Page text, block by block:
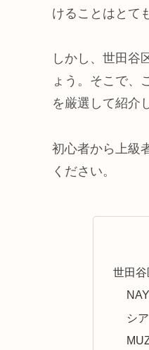
けることはとて
しかし、世田谷
ょう。そこで、
を厳選して紹介
初心者から上級
ください。
世田
シ